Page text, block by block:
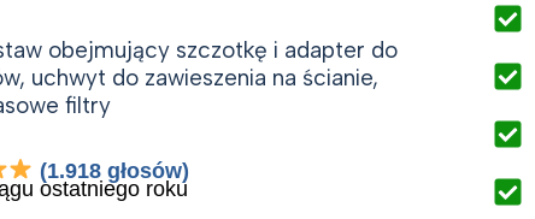
obejmujący szczotkę i adapter do
uchwyt do zawieszenia na ścianie,
filtry
(1.918 głosów)
ostatniego roku